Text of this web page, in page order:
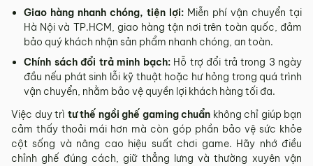
Giao hàng nhanh chóng, tiện lợi: Miễn phí vận chuyển tại
Hà Nội và TP.HCM, giao hàng tận nơi trên toàn quốc, đảm
bảo quý khách nhận sản phẩm nhanh chóng, an toàn.
Chính sách đổi trả minh bạch:Hỗ trợ đổi trả trong 3 ngày
đầu nếu phát sinh lỗi kỹ thuật hoặc hư hỏng trong quá trình
vận chuyển, nhằm bảo vệ quyền lợi khách hàng tối đa.
Việc duy trì tư thế ngồi ghế gaming chuẩn không chỉ giúp bạn
cảm thấy thoải mái hơn mà còn góp phần bảo vệ sức khỏe
cột sống và nâng cao hiệu suất chơi game. Hãy nhớ điều
chỉnh ghế đúng cách, giữ thẳng lưng và thường xuyên vận